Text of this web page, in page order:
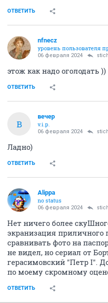
ОТВЕТИТЬ
nfnecz
уровень пользователя
06 февраля 2024
этож как надо оголодать ))
ОТВЕТИТЬ
В
вечер
v.i.p.
06 февраля 2024
Ладно)
ОТВЕТИТЬ
Alippa
no status
06 февраля 2024
Нет ничего более
экранизация приличного
сравнивать фото на
не видел, но сериал от
герасимовский "Петр I".
по моему скромному
ОТВЕТИТЬ